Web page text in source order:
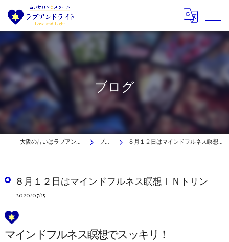
ブログ
大阪の占いはラブアンドライト ブログ ８月１２日はマインドフルネス瞑想ＩＮトリン
８月１２日はマインドフルネス瞑想ＩＮトリン
2020/07/15
マインドフルネス瞑想でスッキリ！